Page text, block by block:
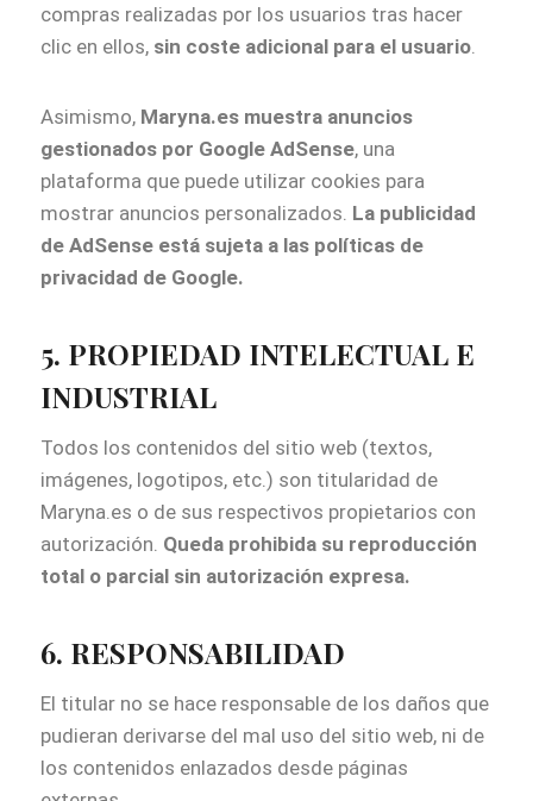
compras realizadas por los usuarios tras hacer
clic en ellos, sin coste adicional para el usuario
Asimismo, Maryna.es muestra anuncios
gestionados por Google AdSense, una
plataforma que puede utilizar cookies para
mostrar anuncios personalizados. La publicidad
de AdSense está sujeta a las políticas de
privacidad de Google.
5. PROPIEDAD INTELECTUAL E
INDUSTRIAL
Todos los contenidos del sitio web (textos,
imágenes, logotipos, etc.) son titularidad de
Maryna.es o de sus respectivos propietarios con
autorización. Queda prohibida su reproducción
total o parcial sin autorización expresa.
6. RESPONSABILIDAD
El titular no se hace responsable de los daños que
pudieran derivarse del mal uso del sitio web, ni de
los contenidos enlazados desde páginas